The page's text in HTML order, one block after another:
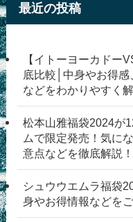
最近の投稿
【イトーヨーカドー
底比較│中身やお得
などをわかりやすく
松本山雅福袋2024が
ムで限定発売！気に
意点などを徹底解説！
シュウウエムラ福袋
身やお得情報などをご